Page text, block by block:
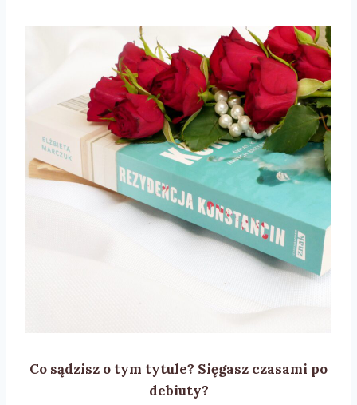
Co sądzisz o tym tytule? Sięgasz czasami po
debiuty?